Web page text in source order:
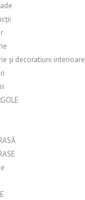
și decoratiuni interioare